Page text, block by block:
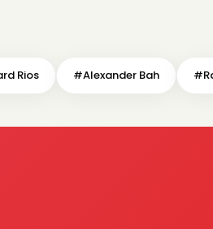
Rios #Alexander Bah